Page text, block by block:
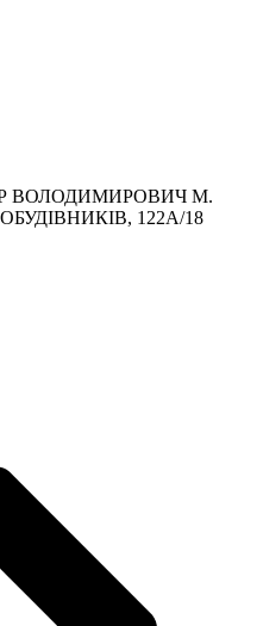
ВОЛОДИМИРОВИЧ М.
122А/18